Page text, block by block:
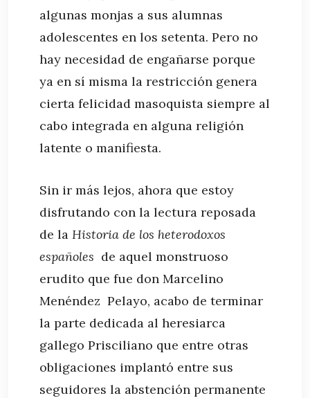
algunas monjas a sus alumnas
adolescentes en los setenta. Pero no
hay necesidad de engañarse porque
ya en sí misma la restricción genera
cierta felicidad masoquista siempre al
cabo integrada en alguna religión
latente o manifiesta.
Sin ir más lejos, ahora que estoy
disfrutando con la lectura reposada
de la Historia de los heterodoxos
españoles de aquel monstruoso
erudito que fue don Marcelino
Menéndez Pelayo, acabo de terminar
la parte dedicada al heresiarca
gallego Prisciliano que entre otras
obligaciones implantó entre sus
seguidores la abstención permanente